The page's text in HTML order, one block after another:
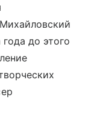
до этого